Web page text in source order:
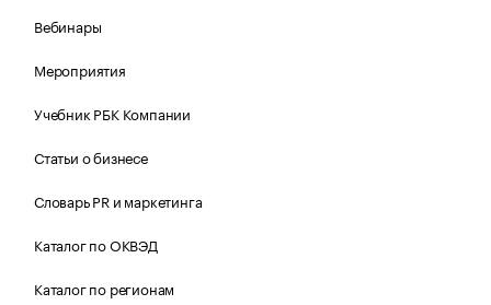
Вебинары
Мероприятия
Учебник РБК Компании
Статьи о бизнесе
Словарь PR и маркетинга
Каталог по ОКВЭД
Каталог по регионам